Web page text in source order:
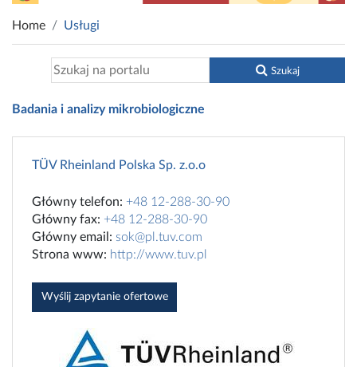
Home Usługi
Badania i analizy mikrobiologiczne
Szukaj
TÜV Rheinland Polska Sp. z.o.o
Główny telefon: +48 12-288-30-90
Główny fax: +48 12-288-30-90
Główny email: sok@pl.tuv.com
Strona www: http://www.tuv.pl
Wyślij zapytanie ofertowe